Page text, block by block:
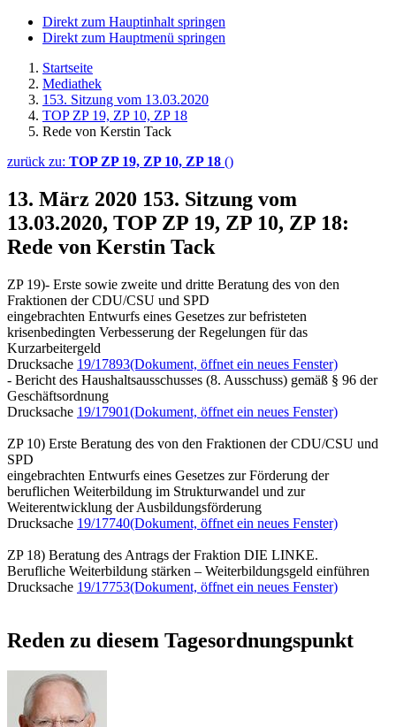
Direkt zum Hauptinhalt springen
Direkt zum Hauptmenü springen
Startseite
Mediathek
153. Sitzung vom 13.03.2020
TOP ZP 19, ZP 10, ZP 18
Rede von Kerstin Tack
zurück zu: TOP ZP 19, ZP 10, ZP 18 ()
13. März 2020 153. Sitzung vom
13.03.2020, TOP ZP 19, ZP 10, ZP 18:
Rede von Kerstin Tack
ZP 19)- Erste sowie zweite und dritte Beratung des von den
Fraktionen der CDU/CSU und SPD
eingebrachten Entwurfs eines Gesetzes zur befristeten
krisenbedingten Verbesserung der Regelungen für das
Kurzarbeitergeld
Drucksache 19/17893(Dokument, öffnet ein neues Fenster)
- Bericht des Haushaltsausschusses (8. Ausschuss) gemäß § 96 der
Geschäftsordnung
Drucksache 19/17901(Dokument, öffnet ein neues Fenster)
ZP 10) Erste Beratung des von den Fraktionen der CDU/CSU und
SPD
eingebrachten Entwurfs eines Gesetzes zur Förderung der
beruflichen Weiterbildung im Strukturwandel und zur
Weiterentwicklung der Ausbildungsförderung
Drucksache 19/17740(Dokument, öffnet ein neues Fenster)
ZP 18) Beratung des Antrags der Fraktion DIE LINKE.
Berufliche Weiterbildung stärken – Weiterbildungsgeld einführen
Drucksache 19/17753(Dokument, öffnet ein neues Fenster)
Reden zu diesem Tagesordnungspunkt